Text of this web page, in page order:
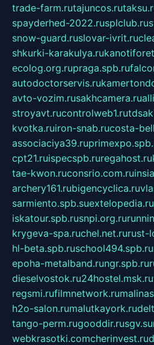
trade-farm.rutajuncos.ru
spayderhed-2022.rusplclub.ru
snow-guard.ruslovar-ivrit.ru
shkurki-karakulya.ru
ecolog.org.rupraga.spb.ru
autodoctorservis.ru
avto-vozim.rusakhcamera.ru
stroyavt.rucontrolweb1.ru
kvotka.ruiron-snab.rucosta-
associaciya39.ru
cpt21.ruispecspb.ruregahost.ru
tae-kwon.ruconsrio.com.ru
archery161.rubigencyclica.ru
sarmiento.spb.suextelopedia.ru
iskatour.spb.rusnpi.org.ru
krygeva-spa.ruchel.net.rurust-
hl-beta.spb.ruschool494.spb.ru
epoha-metalband.rungr.spb.ru
dieselvostok.ru24hostel.msk.ru
regsmi.rufilmnetwork.ru
h2o-salon.rumalutkayork.ru
tango-perm.rugooddir.rusgv.su
webkrasotki.comcherinvest.ru